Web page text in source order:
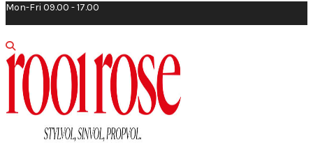
Mon-Fri 09.00 - 17.00